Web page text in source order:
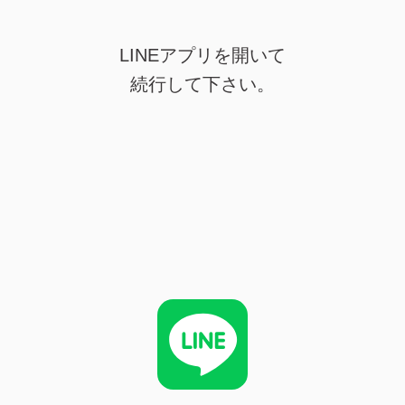
LINEアプリを開いて
続行して下さい。